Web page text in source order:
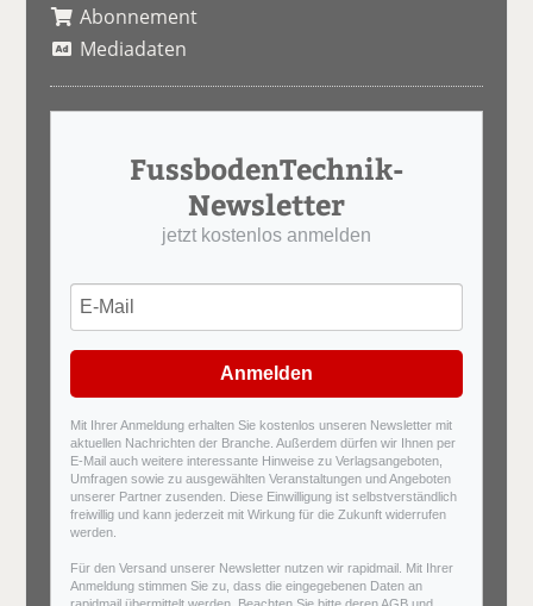
Abonnement
Mediadaten
FussbodenTechnik-
Newsletter
jetzt kostenlos anmelden
Anmelden
Mit Ihrer Anmeldung erhalten Sie kostenlos unseren Newsletter mit
aktuellen Nachrichten der Branche. Außerdem dürfen wir Ihnen per
E-Mail auch weitere interessante Hinweise zu Verlagsangeboten,
Umfragen sowie zu ausgewählten Veranstaltungen und Angeboten
unserer Partner zusenden. Diese Einwilligung ist selbstverständlich
freiwillig und kann jederzeit mit Wirkung für die Zukunft widerrufen
werden.
Für den Versand unserer Newsletter nutzen wir rapidmail. Mit Ihrer
Anmeldung stimmen Sie zu, dass die eingegebenen Daten an